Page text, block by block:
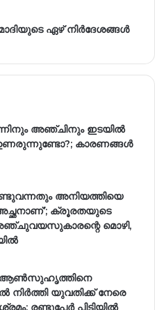
ഏഴ് നിര്‍ദേശങ്ങള്‍
അഞ്ചിനും ഇടയിൽ
ഉണരുന്നുണ്ടോ?; കാരണങ്ങള്‍
അനിയത്തിയെ
ക്രൂരതയുടെ
മൊഴി,
ആൺസുഹൃത്തിനെ
നിർത്തി യുവതിക്ക് നേരെ
രണ്ടുപേർ പിടിയിൽ